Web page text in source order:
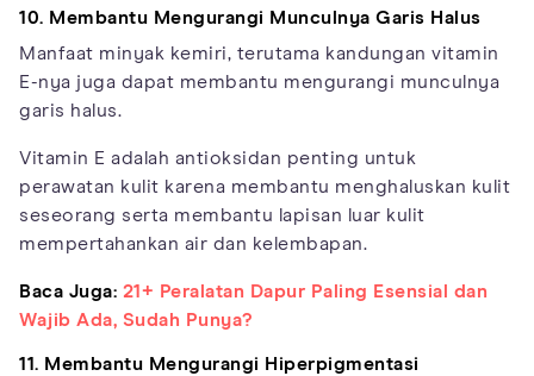
10. Membantu Mengurangi Munculnya Garis Halus
Manfaat minyak kemiri, terutama kandungan vitamin
E-nya juga dapat membantu mengurangi munculnya
garis halus.
Vitamin E adalah antioksidan penting untuk
perawatan kulit karena membantu menghaluskan kulit
seseorang serta membantu lapisan luar kulit
mempertahankan air dan kelembapan.
Baca Juga: 21+ Peralatan Dapur Paling Esensial dan
Wajib Ada, Sudah Punya?
11. Membantu Mengurangi Hiperpigmentasi